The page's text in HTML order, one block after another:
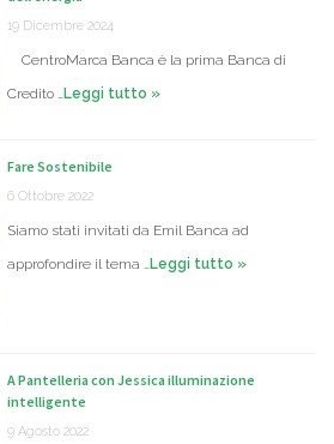
19 Dicembre 2024
CentroMarca Banca è la prima Banca di
Credito …Leggi tutto »
Fare Sostenibile
6 Ottobre 2022
Siamo stati invitati da Emil Banca ad
approfondire il tema …Leggi tutto »
A Pantelleria con Jessica illuminazione
intelligente
9 Agosto 2022